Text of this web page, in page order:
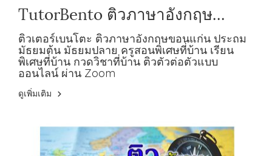
TutorBento ติวภาษาอังกฤษ
ขอนแก่น ประถม มัธยมต้น มัธยม
ปลาย
ติวเตอร์เบนโตะ ติวภาษาอังกฤษขอนแก่น ประถม
มัธยมต้น มัธยมปลาย ครูสอนพิเศษที่บ้าน เรียน
พิเศษที่บ้าน กวดวิชาที่บ้าน ติวตัวต่อตัวแบบ
ออนไลน์ ผ่าน Zoom
ดูเพิ่มเติม